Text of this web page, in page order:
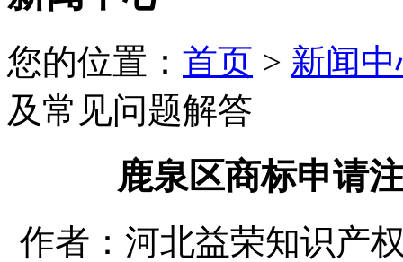
您的位置： 首页 > 新闻
及常见问题解答
鹿泉区商标申请
作者：河北益荣知识产